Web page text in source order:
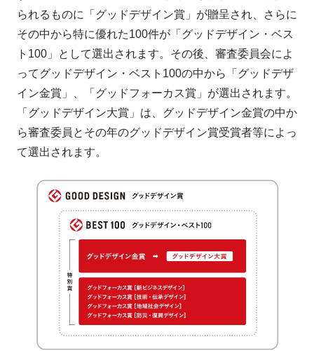
られるものに「グッドデザイン賞」が贈呈され、さらに
その中から特に優れた100件が「グッドデザイン・ベス
ト100」として選出されます。その後、審査委員会によ
ってグッドデザイン・ベスト100の中から「グッドデザ
イン金賞」、「グッドフォーカス賞」が選出されます。
「グッドデザイン大賞」は、グッドデザイン金賞の中か
ら審査委員とその年のグッドデザイン賞受賞者等によっ
て選出されます。